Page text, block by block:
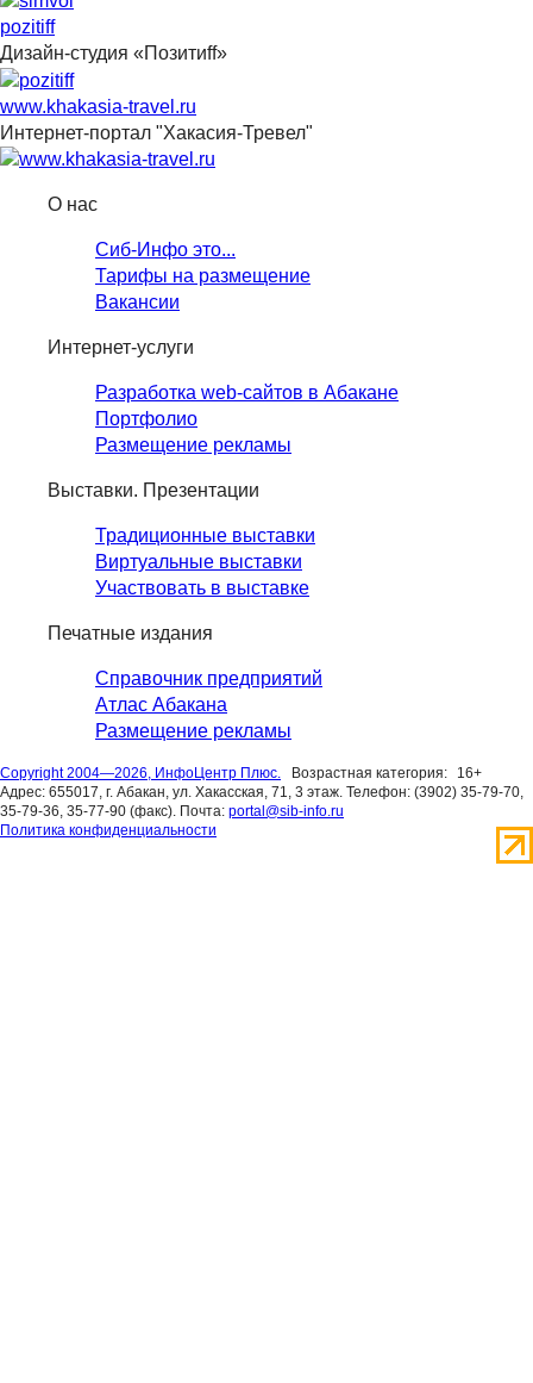
pozitiff
Дизайн-студия «Позитиff»
www.khakasia-travel.ru
Интернет-портал "Хакасия-Тревел"
О нас
Сиб-Инфо это...
Тарифы на размещение
Вакансии
Интернет-услуги
Разработка web-сайтов в Абакане
Портфолио
Размещение рекламы
Выставки. Презентации
Традиционные выставки
Виртуальные выставки
Участвовать в выставке
Печатные издания
Справочник предприятий
Атлас Абакана
Размещение рекламы
Copyright 2004—2026, ИнфоЦентр Плюс. Возрастная категория:
16+
Адрес: 655017, г. Абакан, ул. Хакасская, 71, 3 этаж. Телефон: (3902) 35-79-70,
35-79-36, 35-77-90 (факс). Почта: portal@sib-info.ru
Политика конфиденциальности